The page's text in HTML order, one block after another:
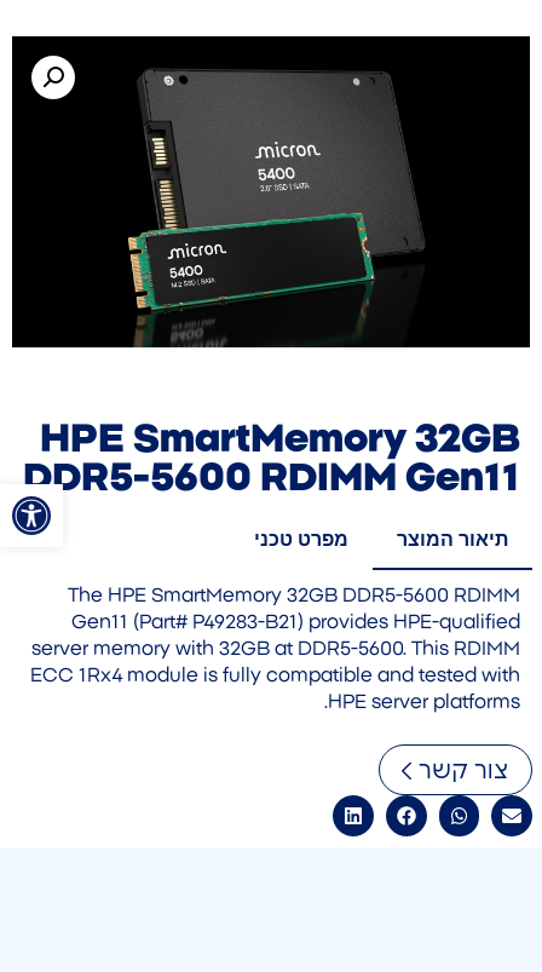
פתח
HPE SmartMemory 32GB
DDR5-5600 RDIMM Gen11
תיאור המוצר מפרט טכני
The HPE SmartMemory 32GB DDR5-5600 RDIMM
Gen11 (Part# P49283-B21) provides HPE-qualified
server memory with 32GB at DDR5-5600. This RDIMM
ECC 1Rx4 module is fully compatible and tested with
HPE server platforms.
צור קשר